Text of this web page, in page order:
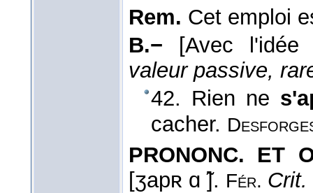
Rem. Cet emploi
B.−
[Avec l'idée
valeur passive,
42. Rien ne
cacher.
PRONONC. ET
[ʒapʀ ɑ ̃]. Fér. Crit.